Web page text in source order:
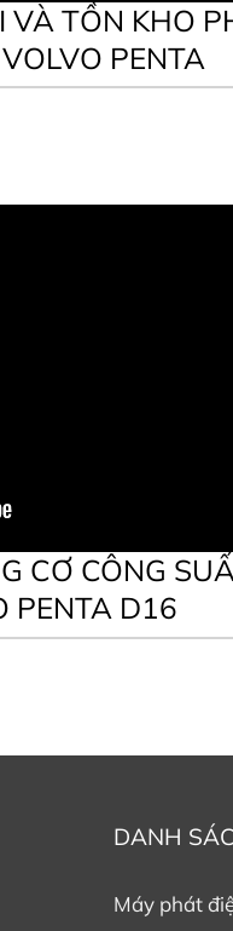
VÀ TỒN KHO
PENTA
CƠ CÔNG
PENTA D16
DANH
Máy phát